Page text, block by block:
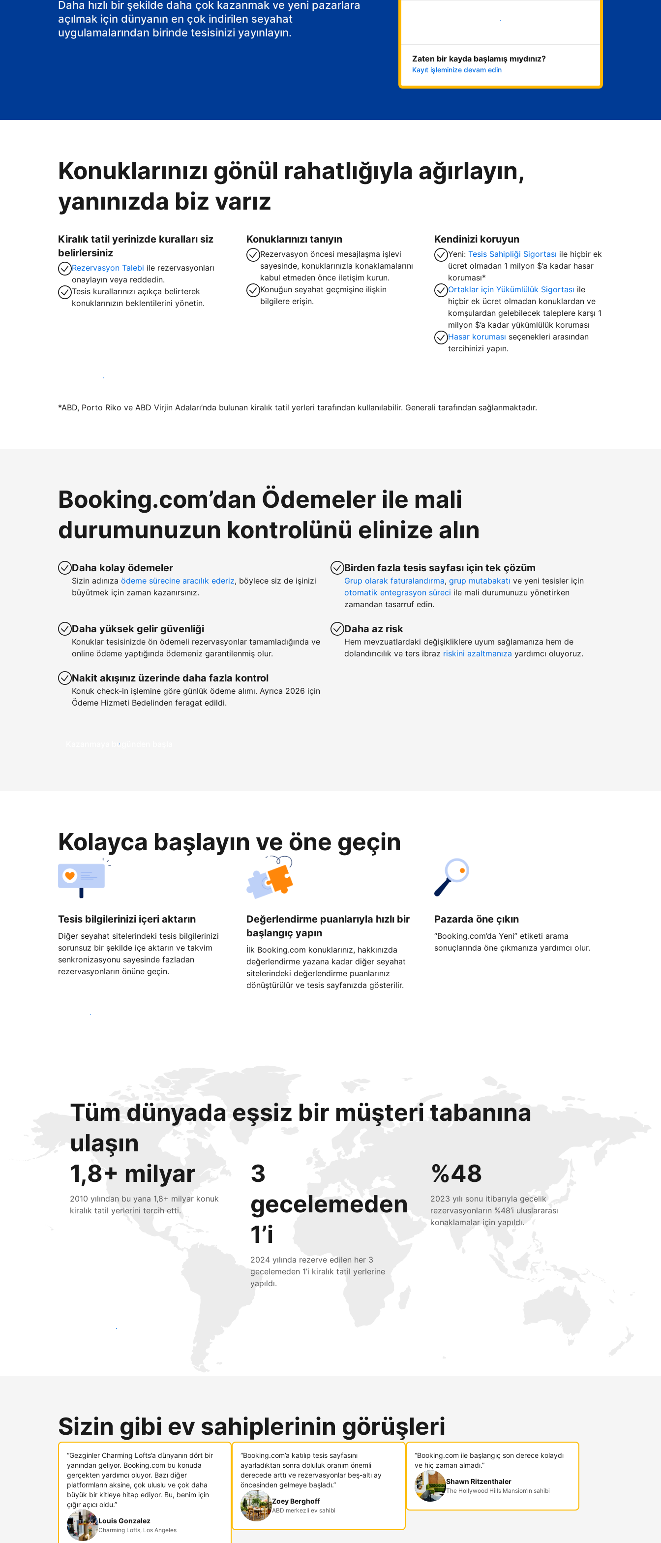
Daha hızlı bir şekilde daha çok kazanmak ve yeni pazarlara
açılmak için dünyanın en çok indirilen seyahat
uygulamalarından birinde tesisinizi yayınlayın.
Hemen başla
Zaten bir kayda başlamış mıydınız?
Kayıt işleminize devam edin
Konuklarınızı gönül rahatlığıyla ağırlayın,
yanınızda biz varız
Kiralık tatil yerinizde kuralları siz
belirlersiniz
Rezervasyon Talebi ile rezervasyonları
onaylayın veya reddedin.
Tesis kurallarınızı açıkça belirterek
konuklarınızın beklentilerini yönetin.
Konuklarınızı tanıyın
Rezervasyon öncesi mesajlaşma işlevi
sayesinde, konuklarınızla konaklamalarını
kabul etmeden önce iletişim kurun.
Konuğun seyahat geçmişine ilişkin
bilgilere erişin.
Kendinizi koruyun
Yeni:Tesis Sahipliği Sigortası ile hiçbir ek
ücret olmadan 1 milyon $’a kadar hasar
koruması*
Ortaklar için Yükümlülük Sigortası ile
hiçbir ek ücret olmadan konuklardan ve
komşulardan gelebilecek taleplere karşı 1
milyon $’a kadar yükümlülük koruması
Hasar koruması seçenekleri arasından
tercihinizi yapın.
Hemen tesis yayınla
*ABD, Porto Riko ve ABD Virjin Adaları’nda bulunan kiralık tatil yerleri tarafından kullanılabilir. Generali tarafından sağlanmaktadır.
Booking.com’dan Ödemeler ile mali
durumunuzun kontrolünü elinize alın
Daha kolay ödemeler
Sizin adınıza ödeme sürecine aracılık ederiz, böylece siz de işinizi
büyütmek için zaman kazanırsınız.
Daha yüksek gelir güvenliği
Konuklar tesisinizde ön ödemeli rezervasyonlar tamamladığında ve
online ödeme yaptığında ödemeniz garantilenmiş olur.
Nakit akışınız üzerinde daha fazla kontrol
Konuk check-in işlemine göre günlük ödeme alımı. Ayrıca 2026 için
Ödeme Hizmeti Bedelinden feragat edildi.
Birden fazla tesis sayfası için tek çözüm
Grup olarak faturalandırma, grup mutabakatı ve yeni tesisler için
otomatik entegrasyon süreci ile mali durumunuzu yönetirken
zamandan tasarruf edin.
Daha az risk
Hem mevzuatlardaki değişikliklere uyum sağlamanıza hem de
dolandırıcılık ve ters ibraz riskini azaltmanıza yardımcı oluyoruz.
Kazanmaya bugünden başla
Kolayca başlayın ve öne geçin
Tesis bilgilerinizi içeri aktarın
Diğer seyahat sitelerindeki tesis bilgilerinizi
sorunsuz bir şekilde içe aktarın ve takvim
senkronizasyonu sayesinde fazladan
rezervasyonların önüne geçin.
Değerlendirme puanlarıyla hızlı bir
başlangıç yapın
İlk Booking.com konuklarınız, hakkınızda
değerlendirme yazana kadar diğer seyahat
sitelerindeki değerlendirme puanlarınız
dönüştürülür ve tesis sayfanızda gösterilir.
Pazarda öne çıkın
“Booking.com’da Yeni” etiketi arama
sonuçlarında öne çıkmanıza yardımcı olur.
Hemen başla
Tüm dünyada eşsiz bir müşteri tabanına
ulaşın
1,8+ milyar
2010 yılından bu yana 1,8+ milyar konuk
kiralık tatil yerlerini tercih etti.
3
gecelemeden
1’i
2024 yılında rezerve edilen her 3
gecelemeden 1’i kiralık tatil yerlerine
yapıldı.
%48
2023 yılı sonu itibarıyla gecelik
rezervasyonların %48’i uluslararası
konaklamalar için yapıldı.
Hemen yeni konuklara ulaş
Sizin gibi ev sahiplerinin görüşleri
“Gezginler Charming Lofts’a dünyanın dört bir
yanından geliyor. Booking.com bu konuda
gerçekten yardımcı oluyor. Bazı diğer
platformların aksine, çok uluslu ve çok daha
büyük bir kitleye hitap ediyor. Bu, benim için
çığır açıcı oldu.”
Louis Gonzalez
Charming Lofts, Los Angeles
“Booking.com’a katılıp tesis sayfasını
ayarladıktan sonra doluluk oranım önemli
derecede arttı ve rezervasyonlar beş-altı ay
öncesinden gelmeye başladı.”
Zoey Berghoff
ABD merkezli ev sahibi
“Booking.com ile başlangıç son derece kolaydı
ve hiç zaman almadı.”
Shawn Ritzenthaler
The Hollywood Hills Mansion’ın sahibi